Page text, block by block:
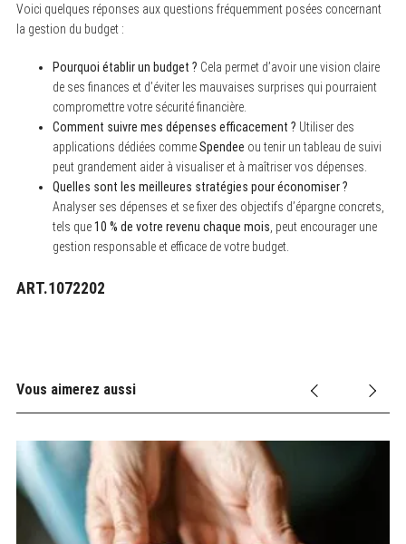
Voici quelques réponses aux questions fréquemment posées concernant
la gestion du budget :
Pourquoi établir un budget ? Cela permet d’avoir une vision claire
de ses finances et d’éviter les mauvaises surprises qui pourraient
compromettre votre sécurité financière.
Comment suivre mes dépenses efficacement ? Utiliser des
applications dédiées commeSpendee ou tenir un tableau de suivi
peut grandement aider à visualiser et à maîtriser vos dépenses.
Quelles sont les meilleures stratégies pour économiser ?
Analyser ses dépenses et se fixer des objectifs d’épargne concrets,
tels que10 % de votre revenu chaque mois , peut encourager une
gestion responsable et efficace de votre budget.
ART.1072202
Vous aimerez aussi